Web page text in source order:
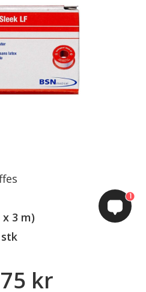
x 3 m)
stk
kr
1